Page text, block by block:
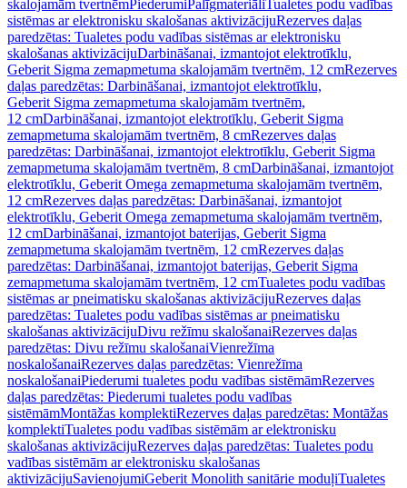
skalojamām tvertnēmPiederumiPalīgmateriāliTualetes podu vadības
sistēmas ar elektronisku skalošanas aktivizācijuRezerves daļas
paredzētas: Tualetes podu vadības sistēmas ar elektronisku
skalošanas aktivizācijuDarbināšanai, izmantojot elektrotīklu,
Geberit Sigma zemapmetuma skalojamām tvertnēm, 12 cmRezerves
daļas paredzētas: Darbināšanai, izmantojot elektrotīklu,
Geberit Sigma zemapmetuma skalojamām tvertnēm,
12 cmDarbināšanai, izmantojot elektrotīklu, Geberit Sigma
zemapmetuma skalojamām tvertnēm, 8 cmRezerves daļas
paredzētas: Darbināšanai, izmantojot elektrotīklu, Geberit Sigma
zemapmetuma skalojamām tvertnēm, 8 cmDarbināšanai, izmantojot
elektrotīklu, Geberit Omega zemapmetuma skalojamām tvertnēm,
12 cmRezerves daļas paredzētas: Darbināšanai, izmantojot
elektrotīklu, Geberit Omega zemapmetuma skalojamām tvertnēm,
12 cmDarbināšanai, izmantojot baterijas, Geberit Sigma
zemapmetuma skalojamām tvertnēm, 12 cmRezerves daļas
paredzētas: Darbināšanai, izmantojot baterijas, Geberit Sigma
zemapmetuma skalojamām tvertnēm, 12 cmTualetes podu vadības
sistēmas ar pneimatisku skalošanas aktivizācijuRezerves daļas
paredzētas: Tualetes podu vadības sistēmas ar pneimatisku
skalošanas aktivizācijuDivu režīmu skalošanaiRezerves daļas
paredzētas: Divu režīmu skalošanaiVienrežīma
noskalošanaiRezerves daļas paredzētas: Vienrežīma
noskalošanaiPiederumi tualetes podu vadības sistēmāmRezerves
daļas paredzētas: Piederumi tualetes podu vadības
sistēmāmMontāžas komplektiRezerves daļas paredzētas: Montāžas
komplektiTualetes podu vadības sistēmām ar elektronisku
skalošanas aktivizācijuRezerves daļas paredzētas: Tualetes podu
vadības sistēmām ar elektronisku skalošanas
aktivizācijuSavienojumiGeberit Monolith sanitārie moduļiTualetes